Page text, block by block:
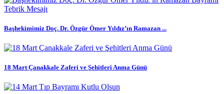
Başhekimimiz Doç. Dr. Özgür Ömer Yıldız’ın Ramazan ...
18 Mart Çanakkale Zaferi ve Şehitleri Anma Günü